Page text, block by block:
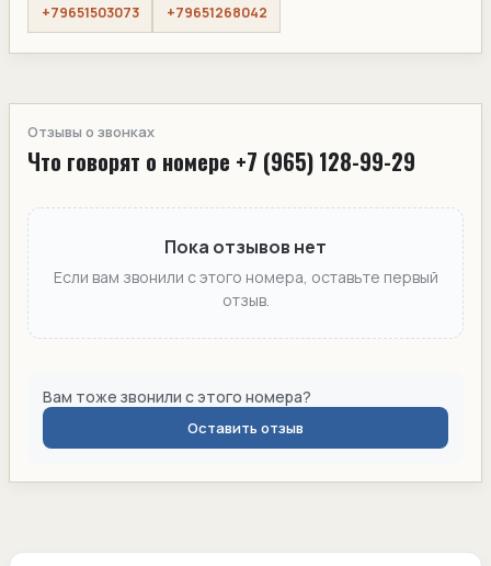
+79651503073 +79651268042
Отзывы о звонках
Что говорят о номере +7 (965) 128-99-29
Пока отзывов нет
Если вам звонили с этого номера, оставьте первый
отзыв.
Вам тоже звонили с этого номера?
Оставить отзыв